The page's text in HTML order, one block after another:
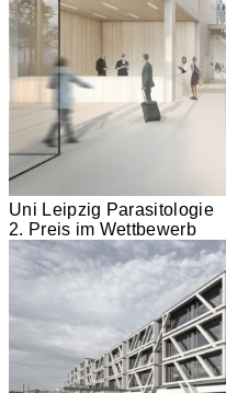
Uni Leipzig Parasitologie
2. Preis im Wettbewerb